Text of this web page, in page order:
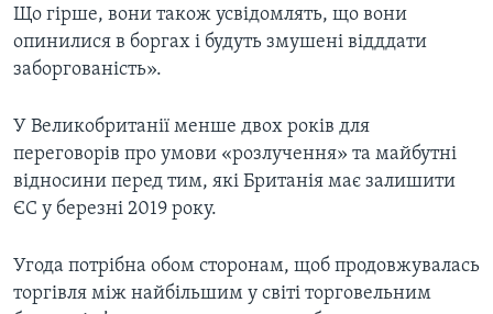
Що гірше, вони також усвідомлять, що вони
опинилися в боргах і будуть змушені відддати
заборгованість».
У Великобританії менше двох років для
переговорів про умови «розлучення» та майбутні
відносини перед тим, які Британія має залишити
ЄС у березні 2019 року.
Угода потрібна обом сторонам, щоб продовжувалась
торгівля між найбільшим у світі торговельним